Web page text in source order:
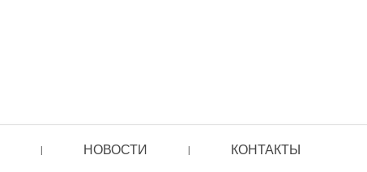
| НОВОСТИ | КОНТАКТЫ